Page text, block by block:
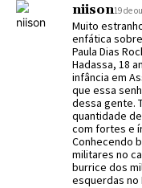
niison19 de
Muito
enfática
Paula Dias
Hadassa, 18
infância em
que essa
dessa gente.
quantidade
com fortes e
Conhecendo
militares no
burrice dos
esquerdas no